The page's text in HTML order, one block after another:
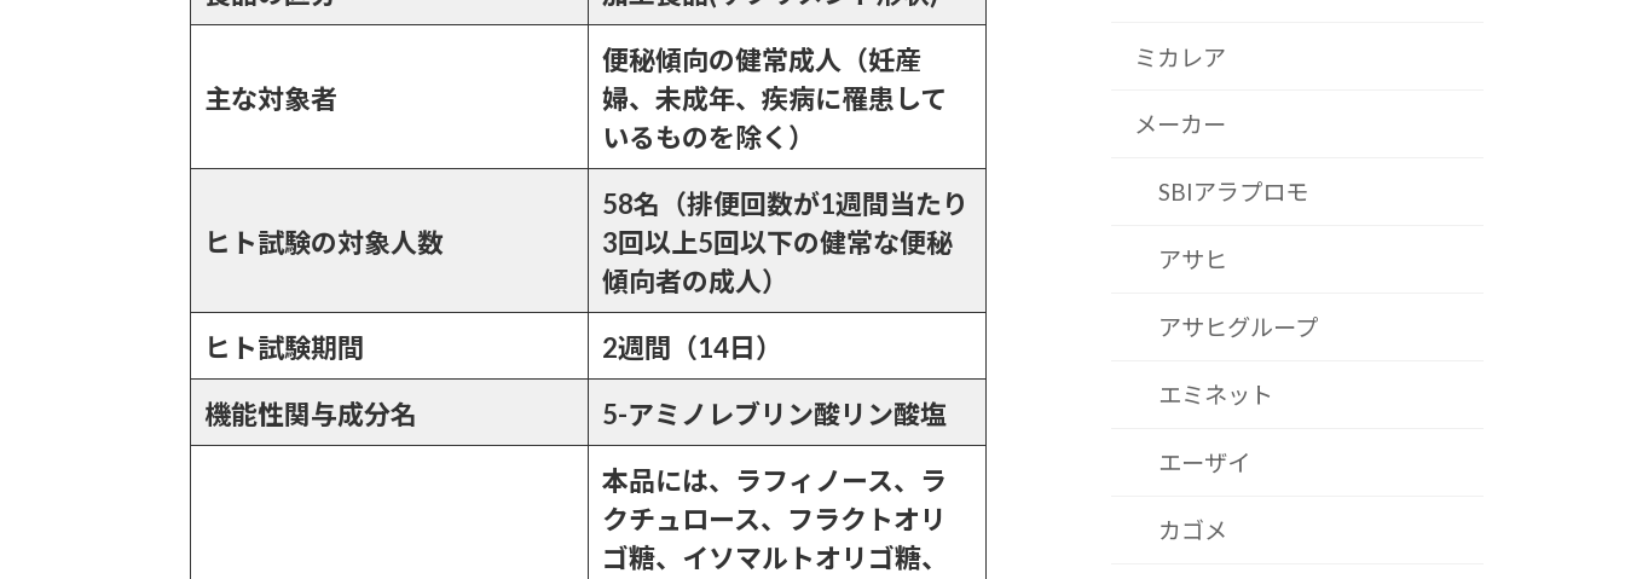
主な対象者
便秘傾向の健常成人（妊産
婦、未成年、疾病に罹患して
いるものを除く）
ヒト試験の対象人数
58名（排便回数が1週間当たり
3回以上5回以下の健常な便秘
傾向者の成人）
ヒト試験期間 2週間（14日）
機能性関与成分名 5-アミノレブリン酸リン酸塩
本品には、ラフィノース、ラ
クチュロース、フラクトオリ
ゴ糖、イソマルトオリゴ糖、
ミカレア
メーカー
SBIアラプロモ
アサヒ
アサヒグループ
エミネット
エーザイ
カゴメ